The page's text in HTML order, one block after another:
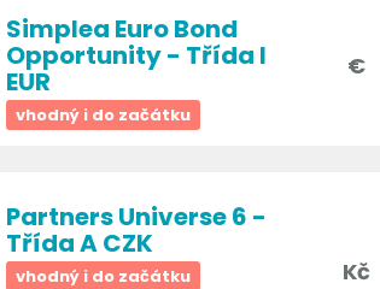
Simplea Euro Bond
Opportunity - Třída I
EUR
vhodný i do začátku
€
Partners Universe 6 -
Třída A CZK
vhodný i do začátku
Kč